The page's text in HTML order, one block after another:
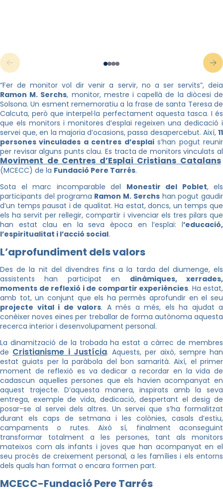
“Fer de monitor vol dir venir a servir, no a ser servits”, deia
Ramon M. Serchs, monitor, mestre i capellà de la diòcesi de
Solsona. Un esment rememoratiu a la frase de santa Teresa de
Calcuta, però que interpel·la perfectament aquesta tasca. I és
que els monitors i monitores d’esplai regeixen una dedicació i
servei que, en la majoria d’ocasions, passa desapercebut. Així, 11
persones vinculades a centres d’esplais’han pogut reunir
per revisar alguns punts clau. Es tracta de monitors vinculats al
Moviment de Centres d’Esplai Cristians Catalans
(MCECC) de la Fundació Pere Tarrés.
Sota el marc incomparable del Monestir del Poblet, els
participants del programa Ramon M. Serchshan pogut gaudir
d’un temps pausat i de qualitat. Ha estat, doncs, un temps que
els ha servit per rellegir, compartir i vivenciar els tres pilars que
han estat clau en la seva època en l’esplai: l’educació,
l’espiritualitat i l’acció social.
L’aprofundiment dels valors
Des de la nit del divendres fins a la tarda del diumenge, els
assistents han participat en dinàmiques, xerrades,
moments de reflexió i de compartir experiències. Ha estat,
amb tot, un conjunt que els ha permès aprofundir en el seu
projecte vital i de valors. A més a més, els ha ajudat a
conèixer noves eines per treballar de forma autònoma aquesta
recerca interior i desenvolupament personal.
La dinamització de la trobada ha estat a càrrec de membres
de Cristianisme i Justícia. Aquests, per això, sempre han
estat guiats per la paràbola del bon samarità. Així, el primer
moment de reflexió es va dedicar a recordar en la vida de
cadascun aquelles persones que els havien acompanyat en
aquest trajecte. D’aquesta manera, inspirats amb la seva
entrega, exemple de vida, dedicació, despertant el desig de
posar-se al servei dels altres. Un servei que s’ha formalitzat
durant els caps de setmana i les colònies, casals d’estiu,
campaments o rutes. Això sí, finalment aconseguint
transformar totalment a les persones, tant als monitors
mateixos com als infants i joves que han acompanyat en el
seu procés de creixement personal, a les famílies i els entorns
dels quals han format o encara formen part.
MCECC-Fundació Pere Tarrés